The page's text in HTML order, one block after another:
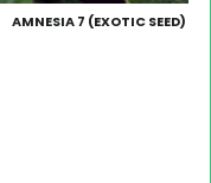
AMNESIA 7 (EXOTIC SEED)